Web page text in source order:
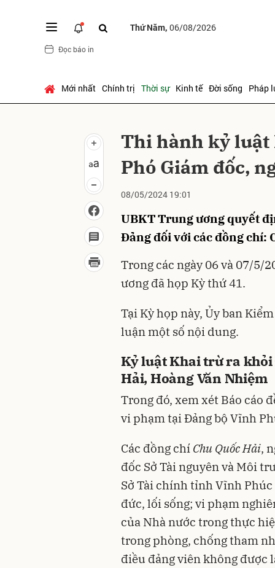
Thứ Năm, 06/08/2026
Đọc báo in
Mới nhất Chính trị Thời sự Kinh tế Đời sống Pháp
Thi hành kỷ
Phó Giám đốc,
08/05/2024 19:01
UBKT Trung ương quyết
Đảng đối với các đồng chí:
Trong các ngày 06 và 07/5/
ương đã họp Kỳ thứ 41.
Tại Kỳ họp này, Ủy ban
luận một số nội dung.
Kỷ luật Khai trừ ra khỏi
Hải, Hoàng Văn Nhiệm
Trong đó, xem xét Báo cáo
vi phạm tại Đảng bộ Vĩnh
Các đồng chí Chu Quốc Hải,
đốc Sở Tài nguyên và Môi
Sở Tài chính tỉnh Vĩnh
đức, lối sống; vi phạm
của Nhà nước trong thực
trong phòng, chống tham
điều đảng viên không được